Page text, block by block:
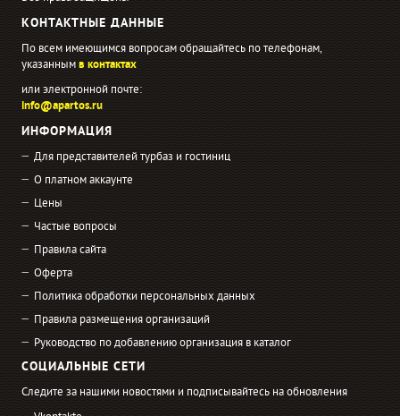
КОНТАКТНЫЕ ДАННЫЕ
По всем имеющимся вопросам обращайтесь по телефонам,
указаннымв контактах
или электронной почте:
info@apartos.ru
ИНФОРМАЦИЯ
Для представителей турбаз и гостиниц
О платном аккаунте
Цены
Частые вопросы
Правила сайта
Оферта
Политика обработки персональных данных
Правила размещения организаций
Руководство по добавлению организация в каталог
СОЦИАЛЬНЫЕ СЕТИ
Следите за нашими новостями и подписывайтесь на обновления